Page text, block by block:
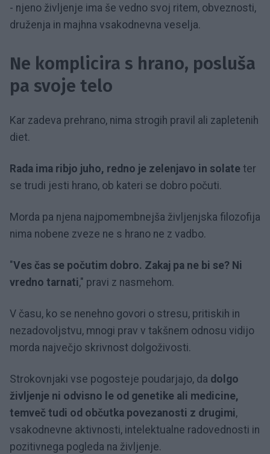
- njeno življenje ima še vedno svoj ritem, obveznosti,
druženja in majhna vsakodnevna veselja.
Ne komplicira s hrano, posluša
pa svoje telo
Kar zadeva prehrano, nima strogih pravil ali zapletenih
diet.
Rada ima ribjo juho, redno je zelenjavo in solate ter
se trudi jesti hrano, ob kateri se dobro počuti.
Morda pa njena najpomembnejša življenjska filozofija
nima nobene zveze ne s hrano ne z vadbo.
"Ves čas se počutim dobro. Zakaj pa ne bi se? Ni
vredno tarnati," pravi z nasmehom.
V času, ko se nenehno govori o stresu, pritiskih in
nezadovoljstvu, mnogi prav v takšnem odnosu vidijo
morda največjo skrivnost dolgoživosti.
Strokovnjaki vse pogosteje poudarjajo, da dolgo
življenje ni odvisno le od genetike ali medicine,
temveč tudi od občutka povezanosti z drugimi,
vsakodnevne aktivnosti, intelektualne radovednosti in
pozitivnega pogleda na življenje.